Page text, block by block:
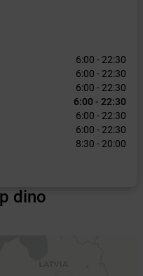
6:00 - 22:30
6:00 - 22:30
6:00 - 22:30
6:00 - 22:30
6:00 - 22:30
6:00 - 22:30
8:30 - 20:00
dino